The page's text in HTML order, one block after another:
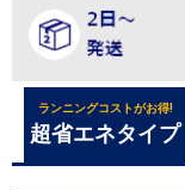
ランニングコストがお得!
超省エネタイプ